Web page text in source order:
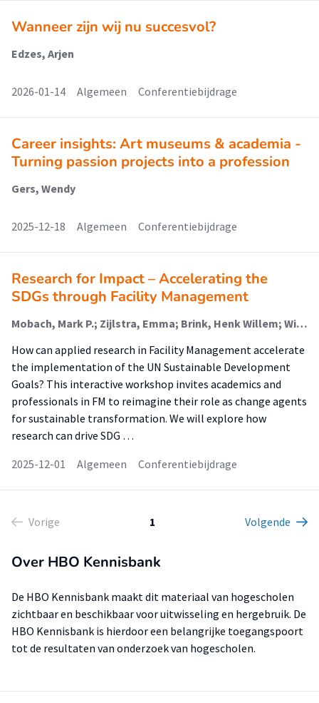
Wanneer zijn wij nu succesvol?
Edzes, Arjen
2026-01-14 Algemeen Conferentiebijdrage
Career insights: Art museums & academia -
Turning passion projects into a profession
Gers, Wendy
2025-12-18 Algemeen Conferentiebijdrage
Research for Impact – Accelerating the
SDGs through Facility Management
Mobach, Mark P.; Zijlstra, Emma; Brink, Henk Willem; Wijnja, Jaap; de Jong-van der Hilst, Marlies ; Vos, Martijn; Spekreijse, Michel; Mars, Saskia; Vermaas, Jeane
How can applied research in Facility Management accelerate
the implementation of the UN Sustainable Development
Goals? This interactive workshop invites academics and
professionals in FM to reimagine their role as change agents
for sustainable transformation. We will explore how
research can drive SDG …
2025-12-01
Algemeen Conferentiebijdrage
Vorige 1 Volgende
Over HBO Kennisbank
De HBO Kennisbank maakt dit materiaal van hogescholen
zichtbaar en beschikbaar voor uitwisseling en hergebruik. De
HBO Kennisbank is hierdoor een belangrijke toegangspoort
tot de resultaten van onderzoek van hogescholen.